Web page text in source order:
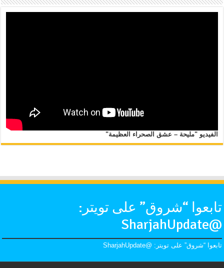
الفيديو "مليحة – عشق الصحراء العظيمة"
تابعوا “شروق” على تويتر:
@SharjahUpdate
تابعوا “شروق” على تويتر: @SharjahUpdate